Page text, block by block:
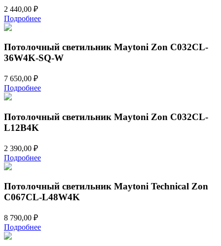
2 440,00 ₽
Подробнее
Потолочный светильник Maytoni Zon C032CL-
36W4K-SQ-W
7 650,00 ₽
Подробнее
Потолочный светильник Maytoni Zon C032CL-
L12B4K
2 390,00 ₽
Подробнее
Потолочный светильник Maytoni Technical Zon
C067CL-L48W4K
8 790,00 ₽
Подробнее